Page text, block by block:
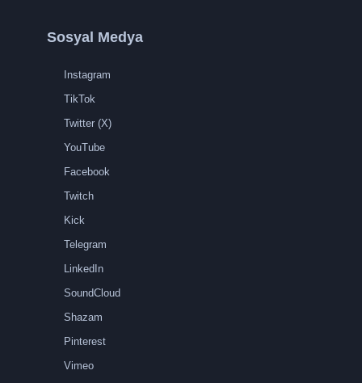
Sosyal Medya
Instagram
TikTok
Twitter (X)
YouTube
Facebook
Twitch
Kick
Telegram
LinkedIn
SoundCloud
Shazam
Pinterest
Vimeo